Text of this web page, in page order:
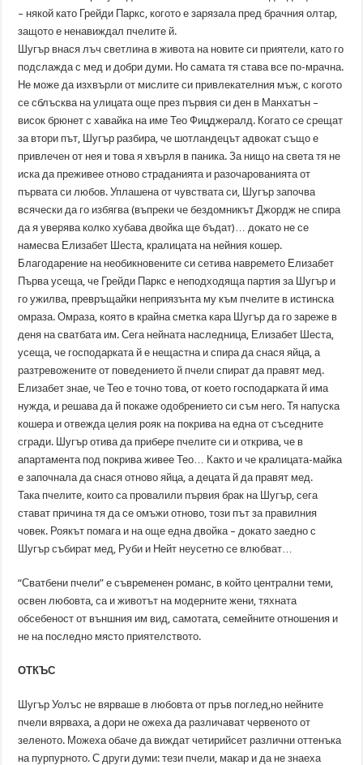
– някой като Грейди Паркс, когото е зарязала пред брачния олтар,
защото е ненавиждал пчелите й.
Шугър внася лъч светлина в живота на новите си приятели, като го
подслажда с мед и добри думи. Но самата тя става все по-мрачна.
Не може да изхвърли от мислите си привлекателния мъж, с когото
се сблъсква на улицата още през първия си ден в Манхатън –
висок брюнет с хавайка на име Тео Фицджералд. Когато се срещат
за втори път, Шугър разбира, че шотландецът адвокат също е
привлечен от нея и това я хвърля в паника. За нищо на света тя не
иска да преживее отново страданията и разочарованията от
първата си любов. Уплашена от чувствата си, Шугър започва
всячески да го избягва (въпреки че бездомникът Джордж не спира
да я уверява колко хубава двойка ще бъдат)… докато не се
намесва Елизабет Шеста, кралицата на нейния кошер.
Благодарение на необикновените си сетива навремето Елизабет
Първа усеща, че Грейди Паркс е неподходяща партия за Шугър и
го ужилва, превръщайки неприязънта му към пчелите в истинска
омраза. Омраза, която в крайна сметка кара Шугър да го зареже в
деня на сватбата им. Сега нейната наследница, Елизабет Шеста,
усеща, че господарката й е нещастна и спира да снася яйца, а
разтревожените от поведението й пчели спират да правят мед.
Елизабет знае, че Тео е точно това, от което господарката й има
нужда, и решава да й покаже одобрението си съм него. Тя напуска
кошера и отвежда целия рояк на покрива на една от съседните
сгради. Шугър отива да прибере пчелите си и открива, че в
апартамента под покрива живее Тео… Както и че кралицата-майка
е започнала да снася отново яйца, а децата й да правят мед.
Така пчелите, които са провалили първия брак на Шугър, сега
стават причина тя да се омъжи отново, този път за правилния
човек. Роякът помага и на още една двойка – докато заедно с
Шугър събират мед, Руби и Нейт неусетно се влюбват…
“Сватбени пчели” е съвременен романс, в който централни теми,
освен любовта, са и животът на модерните жени, тяхната
обсебеност от външния им вид, самотата, семейните отношения и
не на последно място приятелството.
ОТКЪС
Шугър Уолъс не вярваше в любовта от пръв поглед,но нейните
пчели вярваха, а дори не ожеха да различават червеното от
зеленото. Можеха обаче да виждат четирийсет различни оттенъка
на пурпурното. С други думи: тези пчели, макар и да не знаеха